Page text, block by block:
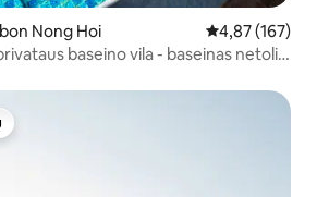
Nong Hoi Vidutinis
4,87 (167)
baseino vila - baseinas netoli